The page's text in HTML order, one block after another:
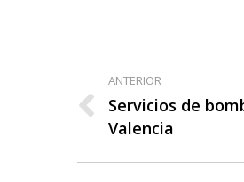
Navegación
entre
ANTERIOR
Publicación
anterior:
Servicios de
Valencia